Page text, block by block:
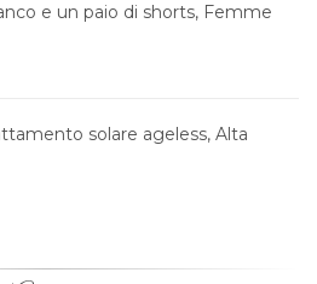
e un paio di shorts, Femme
solare ageless, Alta